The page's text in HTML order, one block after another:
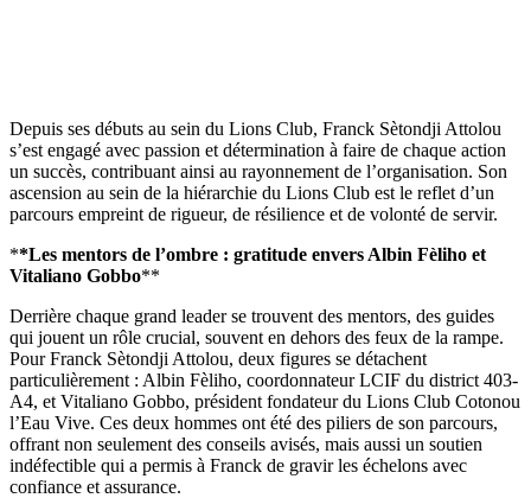
Depuis ses débuts au sein du Lions Club, Franck Sètondji Attolou
s’est engagé avec passion et détermination à faire de chaque action
un succès, contribuant ainsi au rayonnement de l’organisation. Son
ascension au sein de la hiérarchie du Lions Club est le reflet d’un
parcours empreint de rigueur, de résilience et de volonté de servir.
**Les mentors de l’ombre : gratitude envers Albin Fèliho et
Vitaliano Gobbo**
Derrière chaque grand leader se trouvent des mentors, des guides
qui jouent un rôle crucial, souvent en dehors des feux de la rampe.
Pour Franck Sètondji Attolou, deux figures se détachent
particulièrement : Albin Fèliho, coordonnateur LCIF du district 403-
A4, et Vitaliano Gobbo, président fondateur du Lions Club Cotonou
l’Eau Vive. Ces deux hommes ont été des piliers de son parcours,
offrant non seulement des conseils avisés, mais aussi un soutien
indéfectible qui a permis à Franck de gravir les échelons avec
confiance et assurance.